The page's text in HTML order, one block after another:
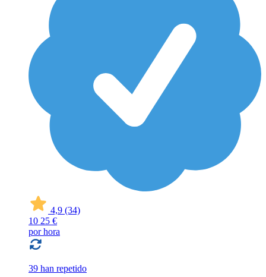
4,9 (34)
10 25 €
por hora
39 han repetido